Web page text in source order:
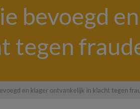
bevoegd
tegen
en klager ontvankelijk in klacht tegen